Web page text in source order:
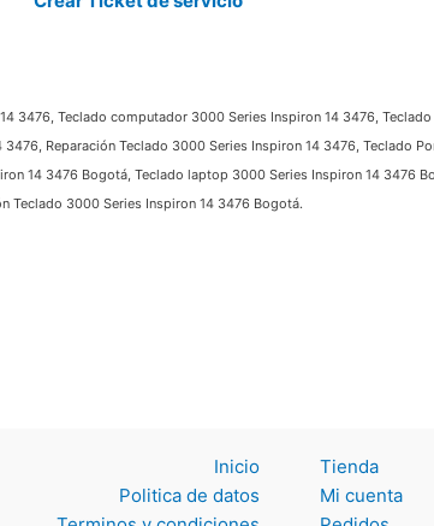
3476, Teclado computador 3000 Series Inspiron 14 3476,
Reparación Teclado 3000 Series Inspiron 14 3476, Teclado
14 3476 Bogotá, Teclado laptop 3000 Series Inspiron 14 3476
3000 Series Inspiron 14 3476 Bogotá.
Inicio
Politica de datos
Tienda
Mi cuenta